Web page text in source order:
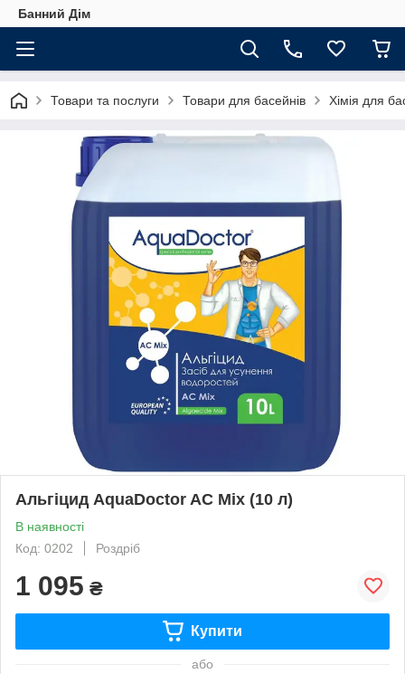
Банний Дім
Товари та послуги Товари для басейнів Хімія для
Альгіцид AquaDoctor AC Mix (10 л)
В наявності
Код: 0202
Роздріб
1 095 ₴
Купити
або